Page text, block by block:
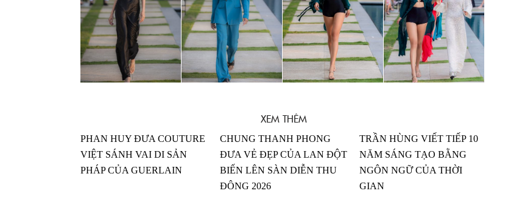
XEM THÊM
PHAN HUY ĐƯA COUTURE
VIỆT SÁNH VAI DI SẢN
PHÁP CỦA GUERLAIN
CHUNG THANH PHONG
ĐƯA VẺ ĐẸP CỦA LAN ĐỘT
BIẾN LÊN SÀN DIỄN THU
ĐÔNG 2026
TRẦN HÙNG VIẾT TIẾP 10
NĂM SÁNG TẠO BẰNG
NGÔN NGỮ CỦA THỜI
GIAN